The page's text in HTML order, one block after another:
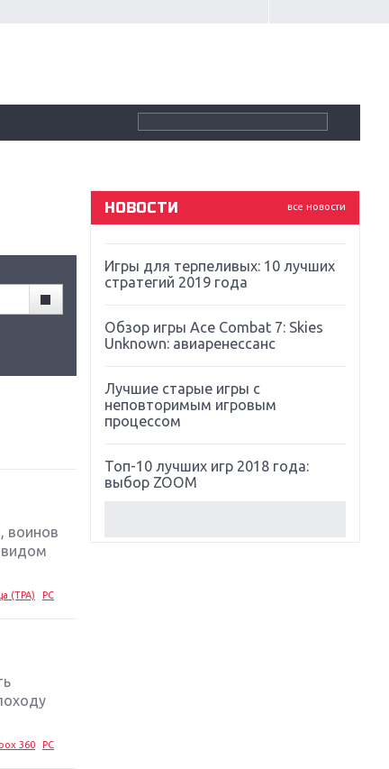
воинов
видом
(TPA) PC
360 PC
все новости
НОВОСТИ
Souls
Far Cry 5: хвалить нельзя ругать
Игры для терпеливых: 10 лучших
стратегий 2019 года
Обзор игры Ace Combat 7: Skies
Unknown: авиаренессанс
Лучшие старые игры с
неповторимым игровым
процессом
Топ-10 лучших игр 2018 года:
выбор ZOOM